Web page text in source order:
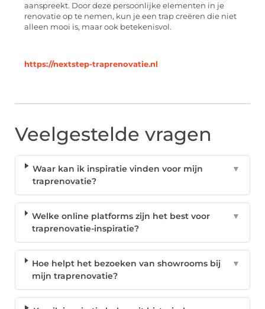
aanspreekt. Door deze persoonlijke elementen in je
renovatie op te nemen, kun je een trap creëren die niet
alleen mooi is, maar ook betekenisvol.
https://nextstep-traprenovatie.nl
Veelgestelde vragen
Waar kan ik inspiratie vinden voor mijn
traprenovatie?
▼
Welke online platforms zijn het best voor
traprenovatie-inspiratie?
▼
Hoe helpt het bezoeken van showrooms bij
mijn traprenovatie?
▼